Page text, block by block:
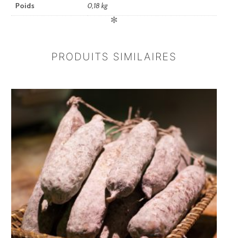
Poids 0,18 kg
✻
PRODUITS SIMILAIRES